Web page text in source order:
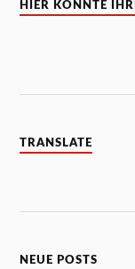
HIER KÖNNTE
TRANSLATE
NEUE POSTS